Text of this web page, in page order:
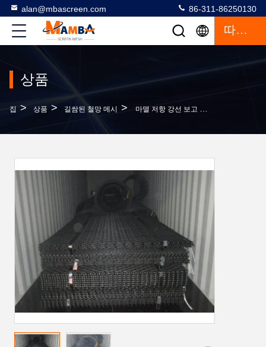
alan@mbascreen.com 86-311-86250130
따옴표
상품
집 > 상품 > 길쌈된 철망 메시 > 마멸 저항 강선 보고 체눈, 집합적 우븐 금속 스크린